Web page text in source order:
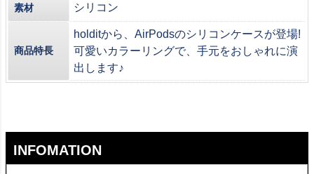
素材 シリコン
商品特長
holditから、AirPodsのシリコンケースが登場!
可愛いカラーリングで、手元をおしゃれに演
出します♪
INFOMATION